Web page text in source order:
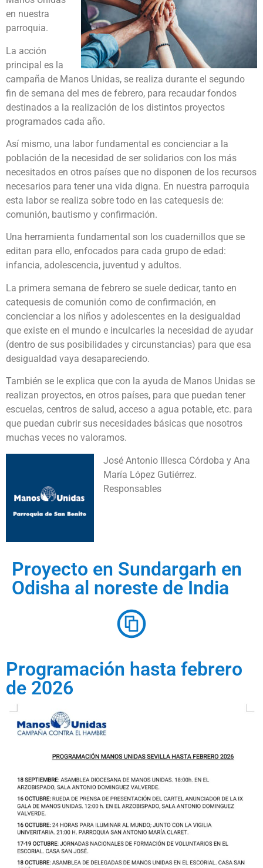
en nuestra
parroquia.
La acción
principal es la
campaña de Manos Unidas, se realiza durante el segundo
fin de semana del mes de febrero, para recaudar fondos
destinados a la realización de los distintos proyectos
programados cada año.
Así mismo, una labor fundamental es concienciar a la
población de la necesidad de ser solidarios con los más
necesitados en otros países que no disponen de los recursos
necesarios para tener una vida digna. En nuestra parroquia
esta labor se realiza sobre todo en las catequesis de:
comunión, bautismo y confirmación.
Una herramienta fundamental son los cuadernillos que se
editan para ello, enfocados para cada grupo de edad:
infancia, adolescencia, juventud y adultos.
La primera semana de febrero se suele dedicar, tanto en
catequesis de comunión como de confirmación, en
concienciar a los niños y adolescentes en la desigualdad
que existe en el mundo e inculcarles la necesidad de ayudar
(dentro de sus posibilidades y circunstancias) para que esa
desigualdad vaya desapareciendo.
También se le explica que con la ayuda de Manos Unidas se
realizan proyectos, en otros países, para que puedan tener
escuelas, centros de salud, acceso a agua potable, etc. para
que puedan cubrir sus necesidades básicas que nosotros
muchas veces no valoramos.
José Antonio Illesca Córdoba y Ana
María López Gutiérrez.
Responsables
Proyecto en Sundargarh en
Odisha al noreste de India
Programación hasta febrero
de 2026